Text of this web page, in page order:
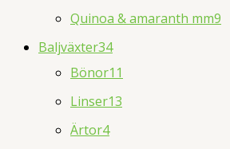
Quinoa & amaranth mm9
Baljväxter34
Bönor11
Linser13
Ärtor4